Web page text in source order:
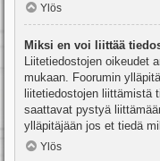
Ylös
Miksi en voi liittää
Liitetiedostojen oikeudet
mukaan. Foorumin
liitetiedostojen liittämistä
saattavat pystyä
ylläpitäjään jos et tiedä
Ylös